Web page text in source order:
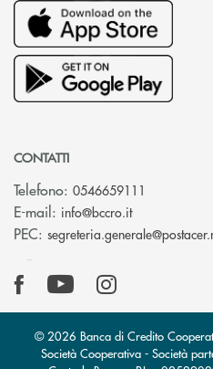
CONTATTI
Telefono: 0546659111
E-mail: info@bccro.it(si apre
PEC:
© 2026 Banca di Credito
Società Cooperativa - Società